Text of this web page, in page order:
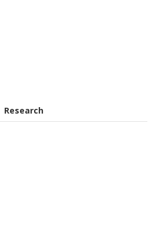
Research